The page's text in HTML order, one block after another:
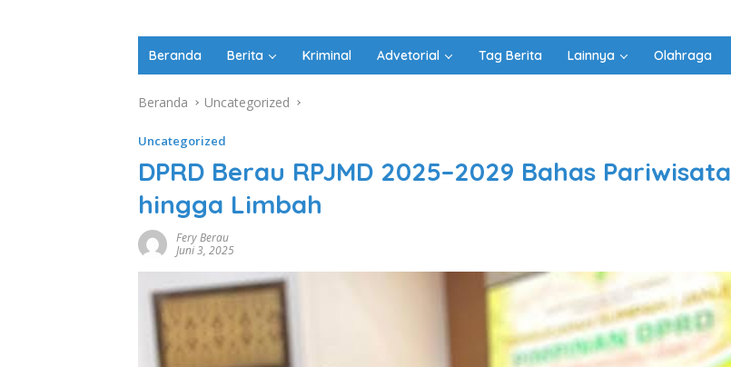
Beranda Berita Kriminal Advetorial Tag Berita Lainnya Olahraga
Beranda Uncategorized
Uncategorized
DPRD Berau RPJMD 2025–2029 Bahas Pariwisata
hingga Limbah
Fery Berau
Juni 3, 2025